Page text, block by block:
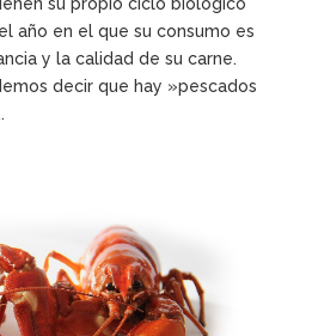
año en el que su consumo es
y la calidad de su carne.
decir que hay »pescados